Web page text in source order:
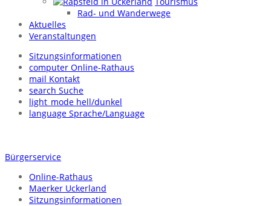
Rad- und Wanderwege
Aktuelles
Veranstaltungen
Sitzungsinformationen
computer Online-Rathaus
mail Kontakt
search Suche
light_mode hell/dunkel
language Sprache/Language
Bürgerservice
Online-Rathaus
Maerker Uckerland
Sitzungsinformationen